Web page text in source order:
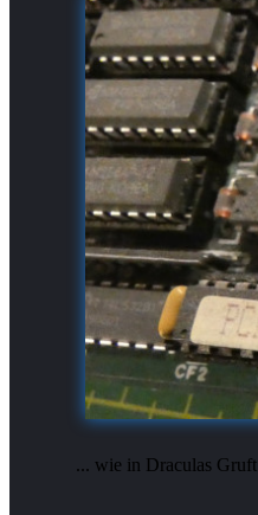
... wie in Draculas Gruft